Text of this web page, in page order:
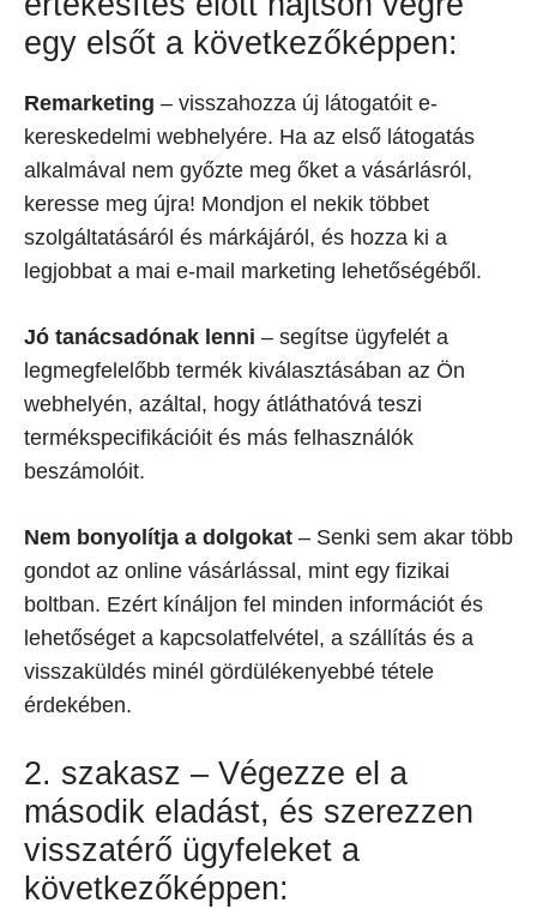
egy elsőt a következőképpen:
Remarketing – visszahozza új látogatóit e-
kereskedelmi webhelyére. Ha az első látogatás
alkalmával nem győzte meg őket a vásárlásról,
keresse meg újra! Mondjon el nekik többet
szolgáltatásáról és márkájáról, és hozza ki a
legjobbat a mai e-mail marketing lehetőségéből.
Jó tanácsadónak lenni – segítse ügyfelét a
legmegfelelőbb termék kiválasztásában az Ön
webhelyén, azáltal, hogy átláthatóvá teszi
termékspecifikációit és más felhasználók
beszámolóit.
Nem bonyolítja a dolgokat – Senki sem akar több
gondot az online vásárlással, mint egy fizikai
boltban. Ezért kínáljon fel minden információt és
lehetőséget a kapcsolatfelvétel, a szállítás és a
visszaküldés minél gördülékenyebbé tétele
érdekében.
2. szakasz – Végezze el a
második eladást, és szerezzen
visszatérő ügyfeleket a
következőképpen: